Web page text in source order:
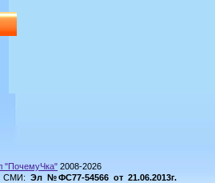
"ПочемуЧка" 2008-2026
СМИ: Эл №ФС77-54566 от 21.06.2013г.